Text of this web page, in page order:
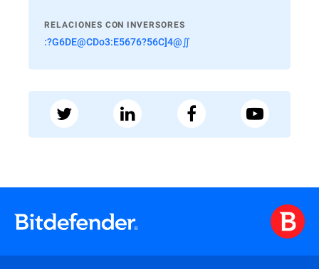
RELACIONES CON INVERSORES
:?G6DE@CDo3:E5676?56C]4@∬